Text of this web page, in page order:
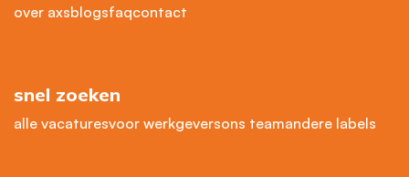
over axsblogsfaqcontact
snel zoeken
alle vacaturesvoor werkgeversons teamandere labels